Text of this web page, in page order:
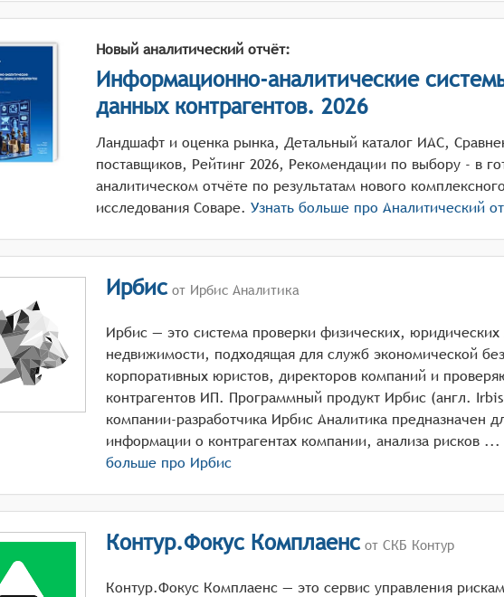
Новый аналитический отчёт:
Информационно-аналитические
данных контрагентов. 2026
Ландшафт и оценка рынка, Детальный каталог ИАС,
поставщиков, Рейтинг 2026, Рекомендации по выбору - в
аналитическом отчёте по результатам нового комплексного
исследования Соваре. Узнать больше про Аналитический
Ирбисот Ирбис Аналитика
Ирбис — это система проверки физических, юридических
недвижимости, подходящая для служб экономической
корпоративных юристов, директоров компаний и
контрагентов ИП. Программный продукт Ирбис (англ.
компании-разработчика Ирбис Аналитика предназначен
информации о контрагентах компании, анализа рисков ...
больше про Ирбис
Контур.Фокус Комплаенсот СКБ Контур
Контур.Фокус Комплаенс — это сервис управления